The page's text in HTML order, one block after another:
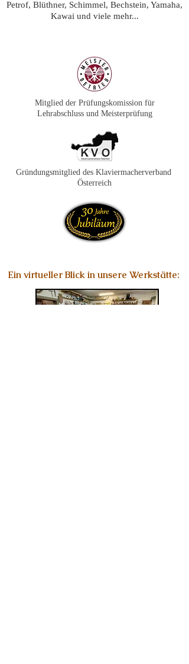
Petrof, Blüthner, Schimmel, Bechstein, Yamaha,
Kawai und viele mehr...
Mitglied der Prüfungskomission für
Lehrabschluss und Meisterprüfung
Gründungsmitglied des Klaviermacherverband
Österreich
Ein virtueller Blick in unsere Werkstätte: